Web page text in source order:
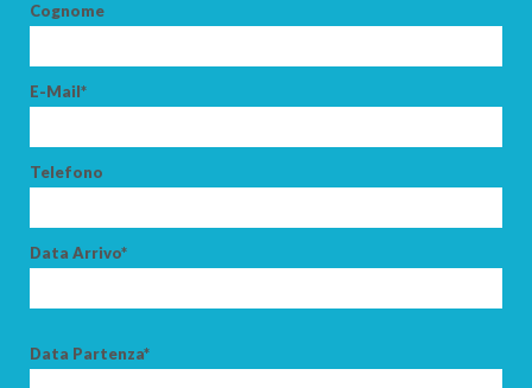
Cognome
E-Mail*
Telefono
Data Arrivo*
Data Partenza*